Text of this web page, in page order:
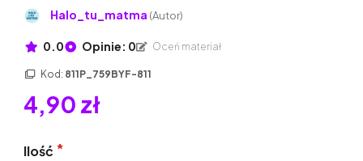
Halo_tu_matma (Autor)
0.0 Opinie: 0 Oceń materiał
Kod: 811P_759BYF-811
4,90 zł
Ilość